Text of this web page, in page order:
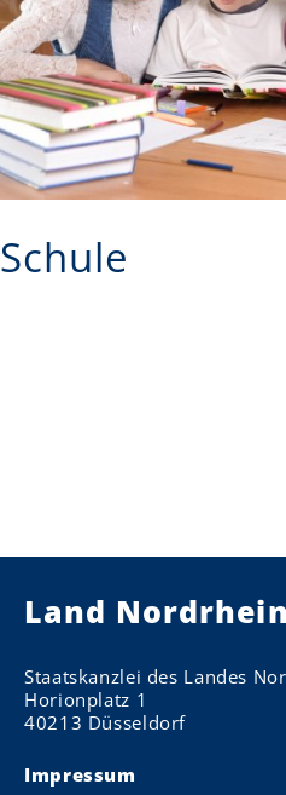
Schule
Land
Staatskanzlei des Landes
Horionplatz 1
40213 Düsseldorf
Impressum